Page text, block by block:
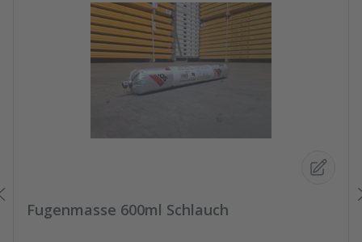
Fugenmasse 600ml Schlauch